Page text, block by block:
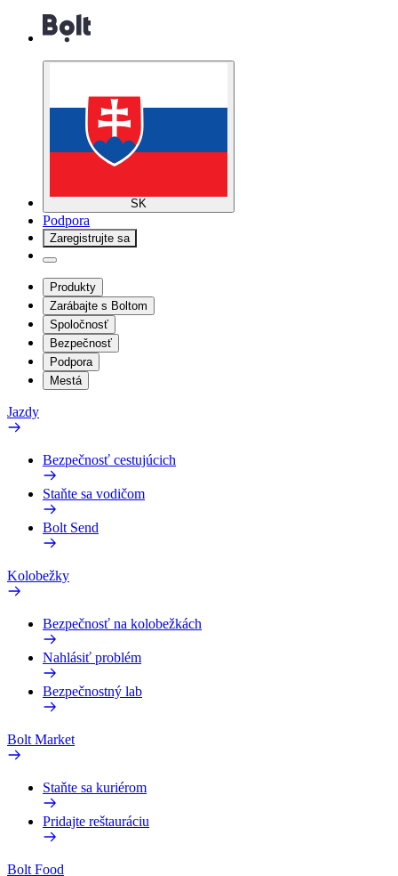
SK
Podpora
Zaregistrujte sa
Produkty
Zarábajte s Boltom
Spoločnosť
Bezpečnosť
Podpora
Mestá
Jazdy
Bezpečnosť cestujúcich
Staňte sa vodičom
Bolt Send
Kolobežky
Bezpečnosť na kolobežkách
Nahlásiť problém
Bezpečnostný lab
Bolt Market
Staňte sa kuriérom
Pridajte reštauráciu
Bolt Food